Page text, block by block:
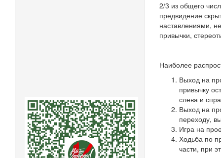
2/3 из общего
предвидение
наставлениями,
привычки,
Наиболее
Выход на
привычку
слева и
Выход на
переходу,
Игра на
Ходьба по
части, при